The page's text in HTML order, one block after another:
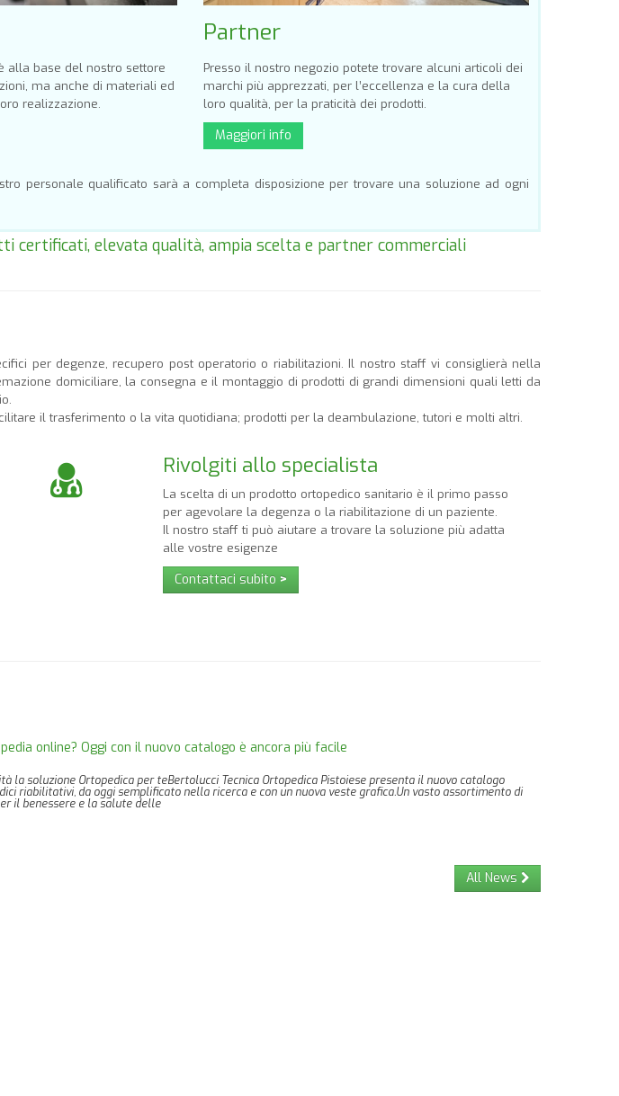
alla base del nostro settore
ma anche di materiali ed
realizzazione.
Partner
Presso il nostro negozio potete trovare alcuni articoli dei
marchi più apprezzati, per l’eccellenza e la cura della
loro qualità, per la praticità dei prodotti.
Maggiori info
personale qualificato sarà a completa disposizione per trovare una soluzione ad ogni
elevata qualità, ampia scelta e partner commerciali
per degenze, recupero post operatorio o riabilitazioni. Il nostro staff vi consiglierà nella
domiciliare, la consegna e il montaggio di prodotti di grandi dimensioni quali letti da
il trasferimento o la vita quotidiana; prodotti per la deambulazione, tutori e molti altri.
Rivolgiti allo specialista
La scelta di un prodotto ortopedico sanitario è il primo passo
per agevolare la degenza o la riabilitazione di un paziente.
Il nostro staff ti può aiutare a trovare la soluzione più adatta
alle vostre esigenze
Contattaci subito >
online? Oggi con il nuovo catalogo è ancora più facile
la soluzione Ortopedica per teBertolucci Tecnica Ortopedica Pistoiese presenta il nuovo catalogo
riabilitativi, da oggi semplificato nella ricerca e con un nuova veste grafica.Un vasto assortimento di
il benessere e la salute delle
All News